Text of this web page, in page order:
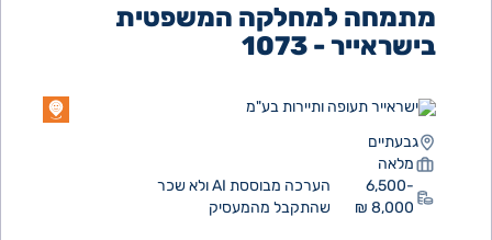
מתמחה למחלקה המשפטית
בישראייר - 1073
ישראייר תעופה ותיירות בע"מ
גבעתיים
מלאה
6,500-
8,000 ₪
הערכה מבוססת AI ולא שכר
שהתקבל מהמעסיק